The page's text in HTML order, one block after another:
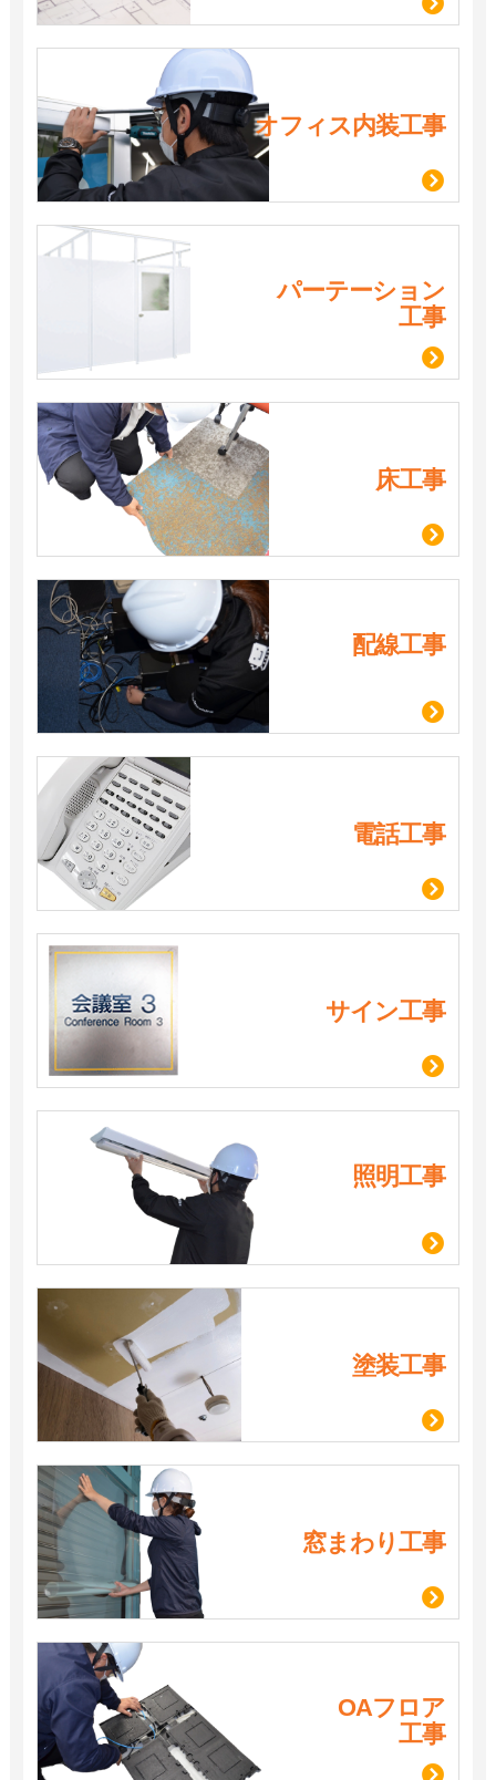
オフィス内装工事
パーテーション
工事
床工事
配線工事
電話工事
サイン工事
照明工事
塗装工事
窓まわり工事
OAフロア
工事